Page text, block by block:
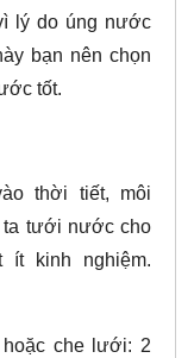
lý do úng nước
bạn nên chọn
tốt.
thời tiết, môi
ta tưới nước cho
ít kinh nghiệm.
che lưới: 2